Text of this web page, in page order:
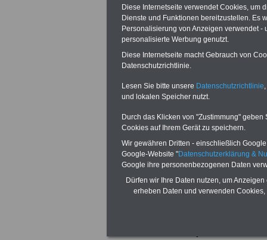
die
des alten
eingeführt.
Tarifergebnis
und 2023
Die Entgelte für
Diese Internetseite verwendet Cookies, um
Dienste und Funktionen bereitzustellen. Es
Personalisierung von Anzeigen verwendet
personalisierte Werbung genutzt.
Diese Internetseite macht Gebrauch von
Datenschutzrichtlinie.
Lesen Sie bitte unsere Datenschutzrichtlinie
und lokalen Speicher nutzt.
Durch das Klicken von "Zustimmung"
Cookies auf Ihrem Gerät zu speichern.
Wir gewähren Dritten - einschließlich
Google-Website "Datenschutzerklärung &
Google ihre personenbezogenen Daten
Dürfen wir Ihre Daten nutzen, um
erheben Daten und verwenden